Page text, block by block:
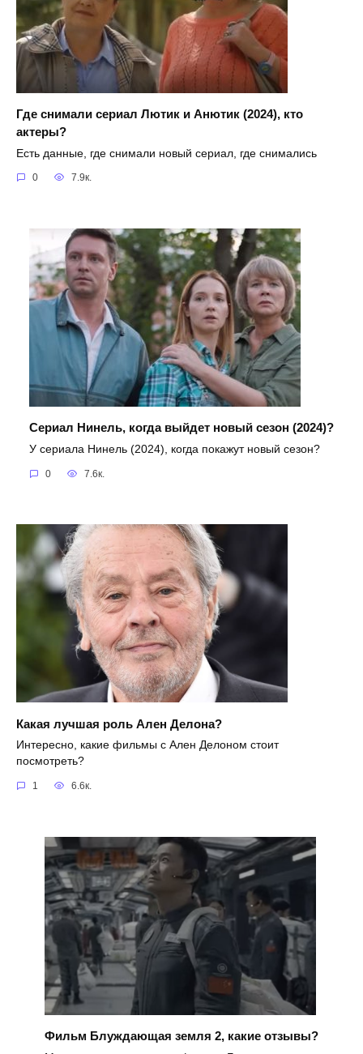
Где снимали сериал Лютик и Анютик (2024), кто
актеры?
Есть данные, где снимали новый сериал, где снимались
0 7.9к.
Сериал Нинель, когда выйдет новый сезон (2024)?
У сериала Нинель (2024), когда покажут новый сезон?
0 7.6к.
Какая лучшая роль Ален Делона?
Интересно, какие фильмы с Ален Делоном стоит
посмотреть?
1 6.6к.
Фильм Блуждающая земля 2, какие отзывы?